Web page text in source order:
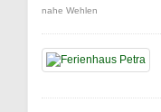
nahe Wehlen